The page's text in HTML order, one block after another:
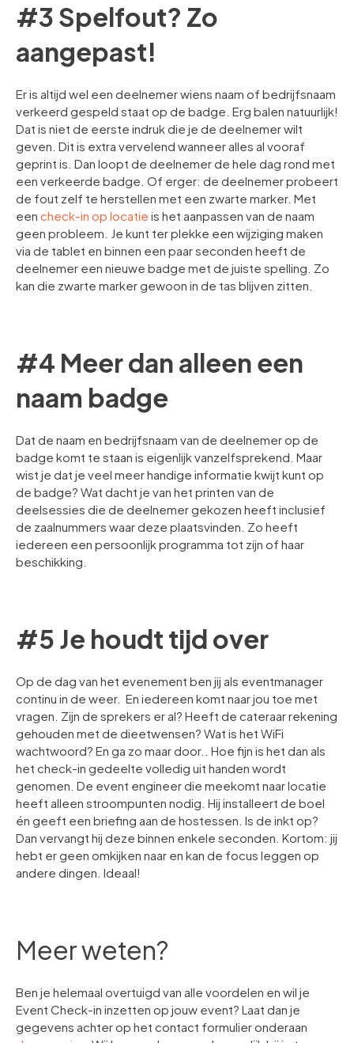
#3 Spelfout? Zo
aangepast!
Er is altijd wel een deelnemer wiens naam of bedrijfsnaam
verkeerd gespeld staat op de badge. Erg balen natuurlijk!
Dat is niet de eerste indruk die je de deelnemer wilt
geven. Dit is extra vervelend wanneer alles al vooraf
geprint is. Dan loopt de deelnemer de hele dag rond met
een verkeerde badge. Of erger: de deelnemer probeert
de fout zelf te herstellen met een zwarte marker. Met
een check-in op locatie is het aanpassen van de naam
geen probleem. Je kunt ter plekke een wijziging maken
via de tablet en binnen een paar seconden heeft de
deelnemer een nieuwe badge met de juiste spelling. Zo
kan die zwarte marker gewoon in de tas blijven zitten.
#4 Meer dan alleen een
naam badge
Dat de naam en bedrijfsnaam van de deelnemer op de
badge komt te staan is eigenlijk vanzelfsprekend. Maar
wist je dat je veel meer handige informatie kwijt kunt op
de badge? Wat dacht je van het printen van de
deelsessies die de deelnemer gekozen heeft inclusief
de zaalnummers waar deze plaatsvinden. Zo heeft
iedereen een persoonlijk programma tot zijn of haar
beschikking.
#5 Je houdt tijd over
Op de dag van het evenement ben jij als eventmanager
continu in de weer. En iedereen komt naar jou toe met
vragen. Zijn de sprekers er al? Heeft de cateraar rekening
gehouden met de dieetwensen? Wat is het WiFi
wachtwoord? En ga zo maar door.. Hoe fijn is het dan als
het check-in gedeelte volledig uit handen wordt
genomen. De event engineer die meekomt naar locatie
heeft alleen stroompunten nodig. Hij installeert de boel
én geeft een briefing aan de hostessen. Is de inkt op?
Dan vervangt hij deze binnen enkele seconden. Kortom: jij
hebt er geen omkijken naar en kan de focus leggen op
andere dingen. Ideaal!
Meer weten?
Ben je helemaal overtuigd van alle voordelen en wil je
Event Check-in inzetten op jouw event? Laat dan je
gegevens achter op het contact formulier onderaan